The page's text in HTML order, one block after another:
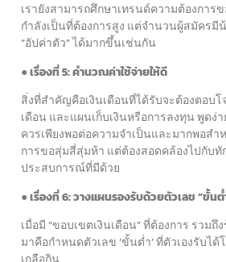
เรายังสามารถศึกษาเทรนด์ความต้องการ
กำลังเป็นที่ต้องการสูง แต่จำนวนผู้สมัครมี
“อัปค่าตัว” ได้มากขึ้นเช่นกัน
● เรื่องที่ 5: คำนวณค่าใช้จ่ายให้ดี
สิ่งที่สำคัญคือเงินเดือนที่ได้รับจะต้องตอบโ
เดือน และแผนเก็บเงินหรือการลงทุน พูดง่
ควรเพียงพอต่อความจำเป็นและมากพอส
การขอสุ่มสี่สุ่มห้า แต่ต้องสอดคล้องไปกับ
ประสบการณ์ที่มีด้วย
● เรื่องที่ 6: วางแผนรองรับด้วยตัวเลข “ขั้นต่
เมื่อมี “ขอบเขตเงินเดือน” ที่ต้องการ รวม
มาคือกำหนดตัวเลข ‘ขั้นต่ำ’ ที่ตัวเองรับไ